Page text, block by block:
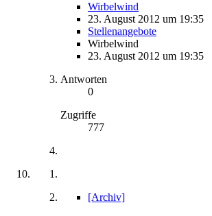
Wirbelwind
23. August 2012 um 19:35
Stellenangebote
Wirbelwind
23. August 2012 um 19:35
Antworten
0
Zugriffe
777
[Archiv]